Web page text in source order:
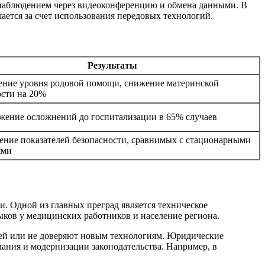
через видеоконференцию и обмена данными. В
за счет использования передовых технологий.
Результаты
уровня родовой помощи, снижение материнской
на 20%
осложнений до госпитализации в 65% случаев
показателей безопасности, сравнимых с стационарными
из главных преград является техническое
у медицинских работников и население региона.
или не доверяют новым технологиям. Юридические
и модернизации законодательства. Например, в